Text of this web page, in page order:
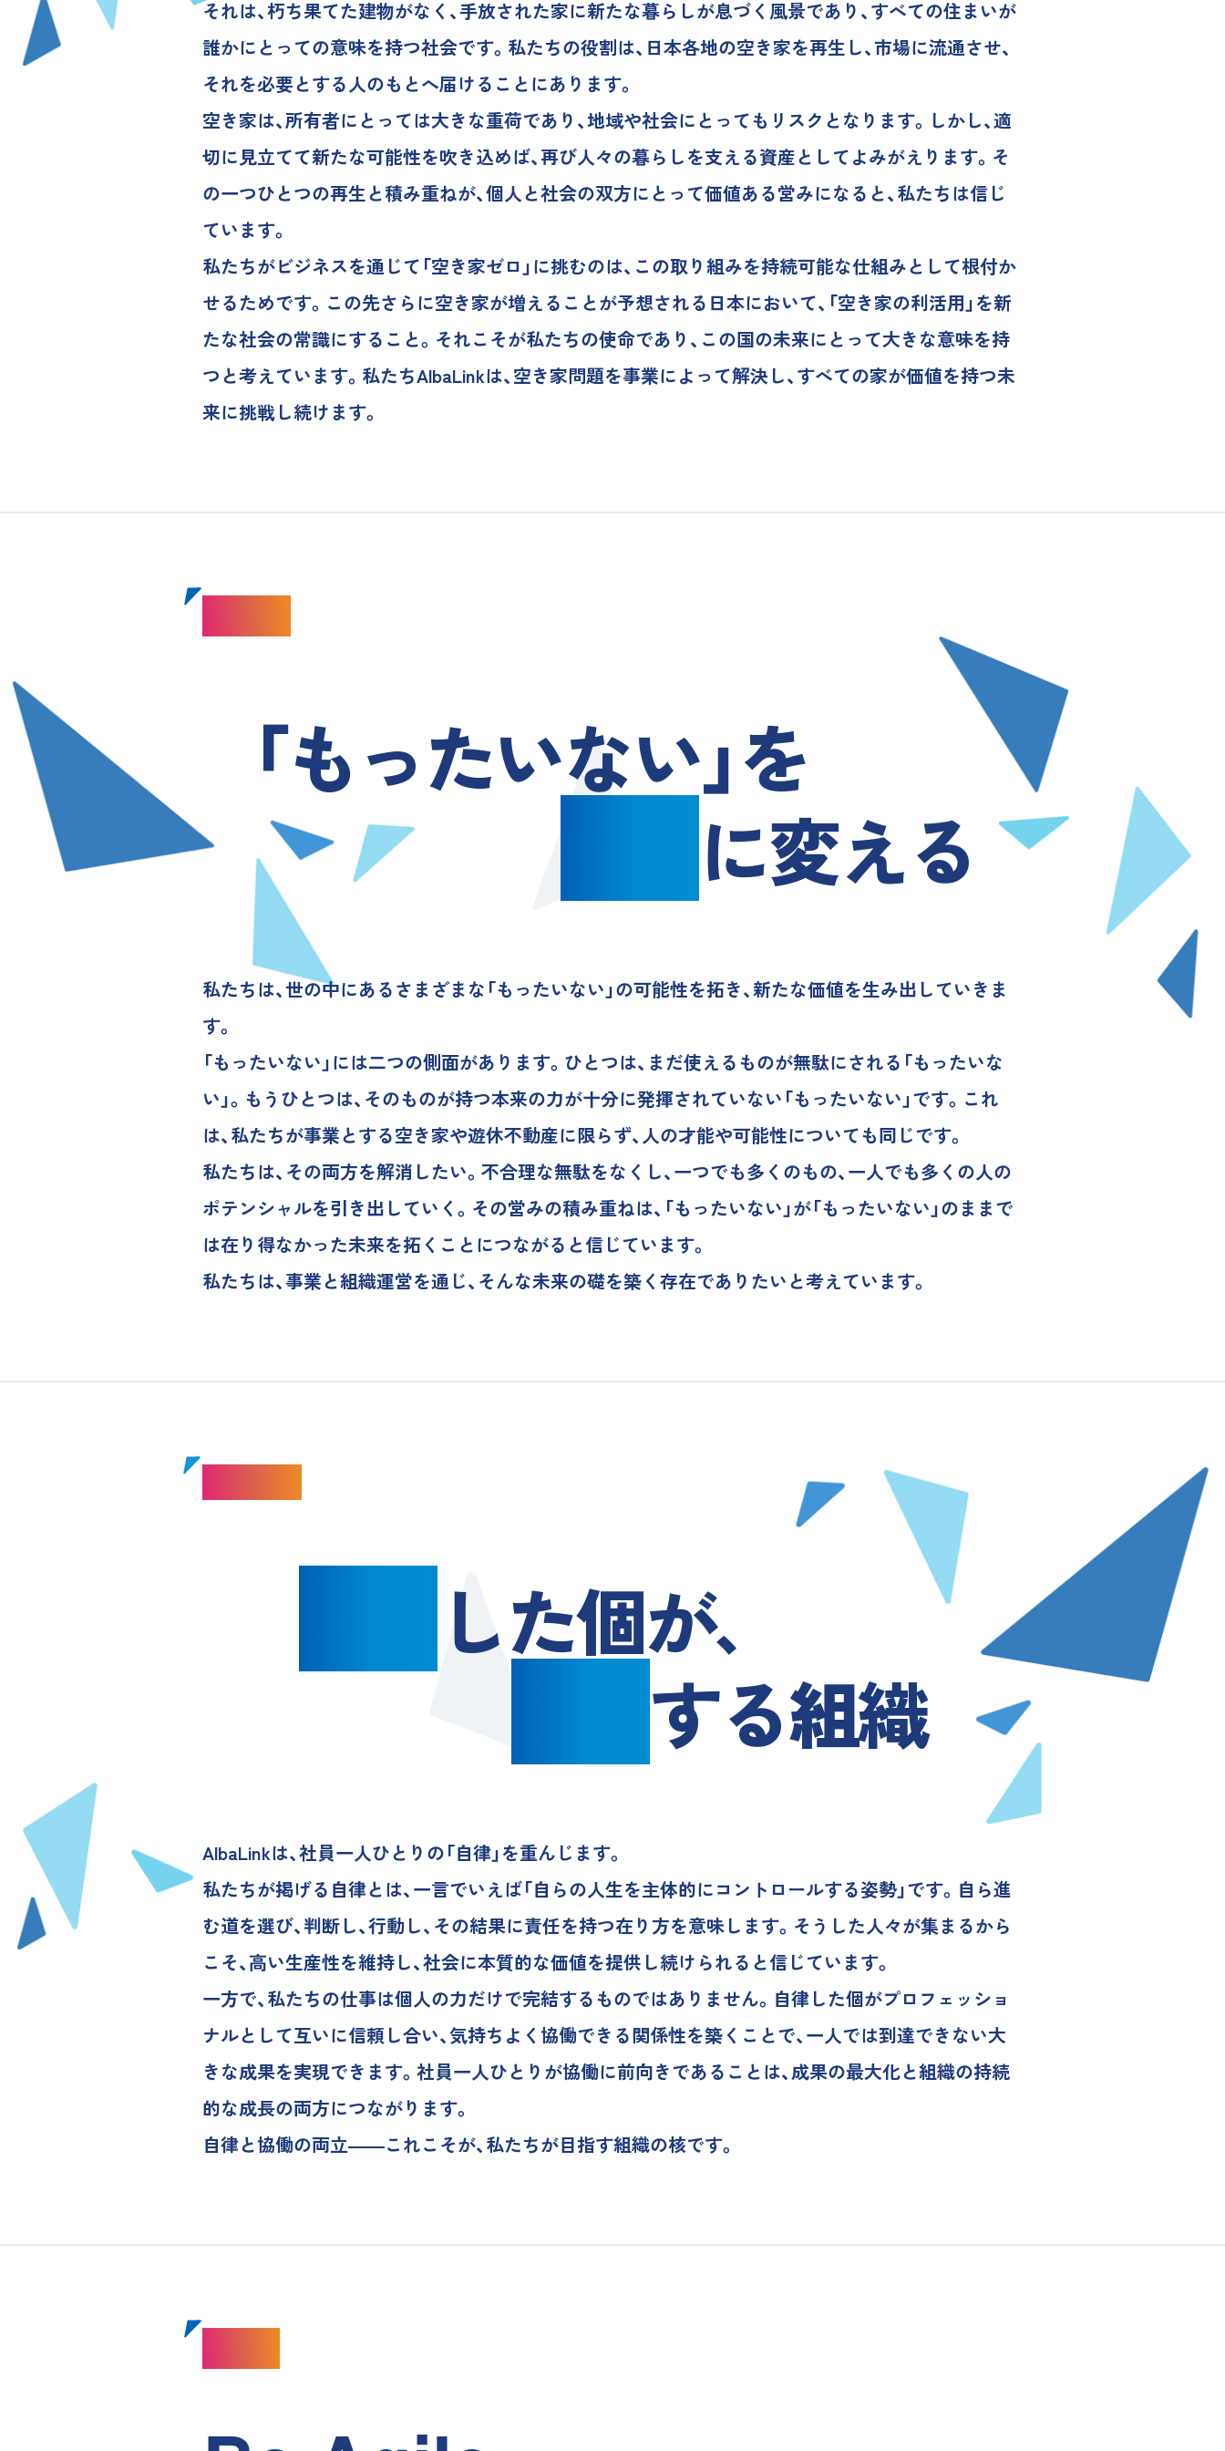
それは、朽ち果てた建物がなく、手放された家に新たな暮らしが息づく風景であり、すべての住まいが
誰かにとっての意味を持つ社会です。私たちの役割は、日本各地の空き家を再生し、市場に流通させ、
それを必要とする人のもとへ届けることにあります。
空き家は、所有者にとっては大きな重荷であり、地域や社会にとってもリスクとなります。しかし、適
切に見立てて新たな可能性を吹き込めば、再び人々の暮らしを支える資産としてよみがえります。そ
の一つひとつの再生と積み重ねが、個人と社会の双方にとって価値ある営みになると、私たちは信じ
ています。
私たちがビジネスを通じて「空き家ゼロ」に挑むのは、この取り組みを持続可能な仕組みとして根付か
せるためです。この先さらに空き家が増えることが予想される日本において、「空き家の利活用」を新
たな社会の常識にすること。それこそが私たちの使命であり、この国の未来にとって大きな意味を持
つと考えています。私たちAlbaLinkは、空き家問題を事業によって解決し、すべての家が価値を持つ未
来に挑戦し続けます。
「もったいない」を
に変える
私たちは、世の中にあるさまざまな「もったいない」の可能性を拓き、新たな価値を生み出していきま
す。
「もったいない」には二つの側面があります。ひとつは、まだ使えるものが無駄にされる「もったいな
い」。もうひとつは、そのものが持つ本来の力が十分に発揮されていない「もったいない」です。これ
は、私たちが事業とする空き家や遊休不動産に限らず、人の才能や可能性についても同じです。
私たちは、その両方を解消したい。不合理な無駄をなくし、一つでも多くのもの、一人でも多くの人の
ポテンシャルを引き出していく。その営みの積み重ねは、「もったいない」が「もったいない」のままで
は在り得なかった未来を拓くことにつながると信じています。
私たちは、事業と組織運営を通じ、そんな未来の礎を築く存在でありたいと考えています。
した個が、
する組織
AlbaLinkは、社員一人ひとりの「自律」を重んじます。
私たちが掲げる自律とは、一言でいえば「自らの人生を主体的にコントロールする姿勢」です。自ら進
む道を選び、判断し、行動し、その結果に責任を持つ在り方を意味します。そうした人々が集まるから
こそ、高い生産性を維持し、社会に本質的な価値を提供し続けられると信じています。
一方で、私たちの仕事は個人の力だけで完結するものではありません。自律した個がプロフェッショ
ナルとして互いに信頼し合い、気持ちよく協働できる関係性を築くことで、一人では到達できない大
きな成果を実現できます。社員一人ひとりが協働に前向きであることは、成果の最大化と組織の持続
的な成長の両方につながります。
自律と協働の両立――これこそが、私たちが目指す組織の核です。